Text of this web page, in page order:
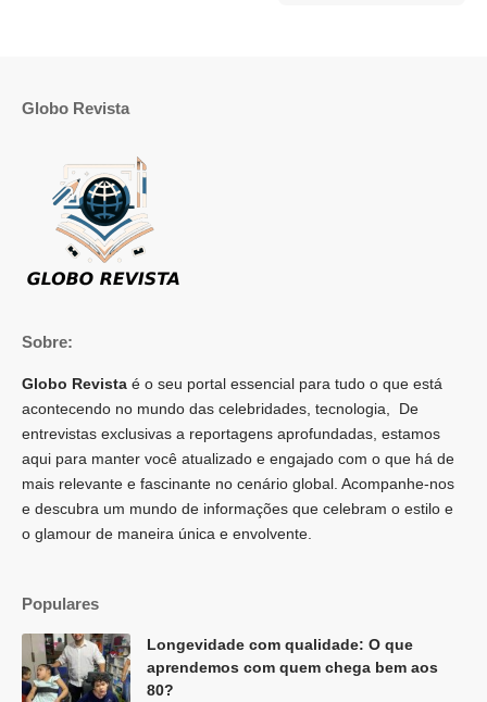
Globo Revista
Sobre:
Globo Revista é o seu portal essencial para tudo o que está
acontecendo no mundo das celebridades, tecnologia, De
entrevistas exclusivas a reportagens aprofundadas, estamos
aqui para manter você atualizado e engajado com o que há de
mais relevante e fascinante no cenário global. Acompanhe-nos
e descubra um mundo de informações que celebram o estilo e
o glamour de maneira única e envolvente.
Populares
Longevidade com qualidade: O que
aprendemos com quem chega bem aos
80?